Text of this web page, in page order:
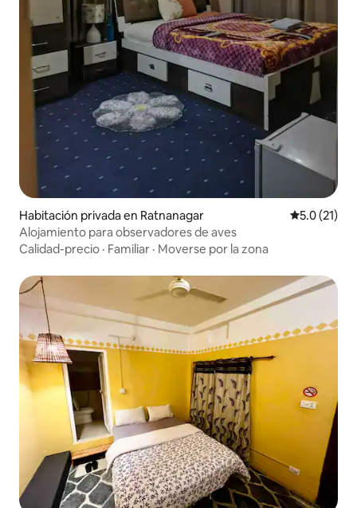
Habitación privada en Ratnanagar Calificación
5.0 (21)
Alojamiento para observadores de aves
Calidad-precio · Familiar · Moverse por la zona